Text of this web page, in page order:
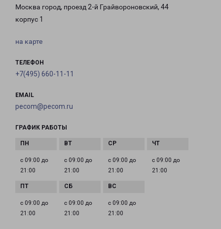
Москва город, проезд 2-й Грайвороновский, 44
корпус 1
на карте
ТЕЛЕФОН
+7(495) 660-11-11
EMAIL
pecom@pecom.ru
ГРАФИК РАБОТЫ
с 09:00 до
21:00
с 09:00 до
21:00
с 09:00 до
21:00
с 09:00 до
21:00
с 09:00 до
21:00
с 09:00 до
21:00
с 09:00 до
21:00